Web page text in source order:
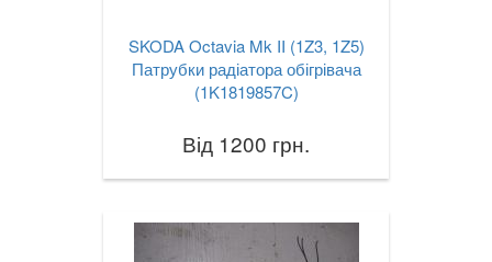
SKODA Octavia Mk II (1Z3, 1Z5)
Патрубки радіатора обігрівача
(1K1819857C)
Від 1200 грн.